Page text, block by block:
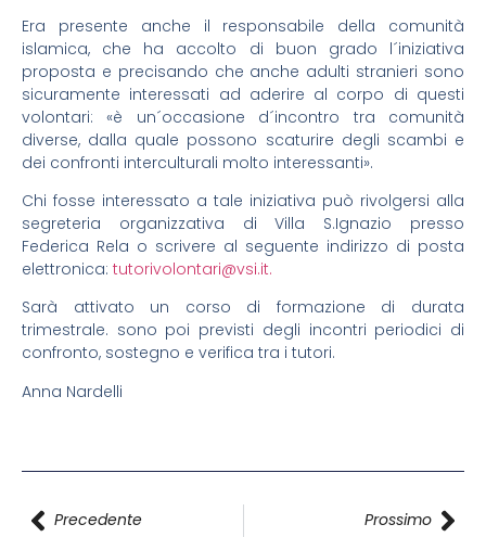
Era presente anche il responsabile della comunità
islamica, che ha accolto di buon grado l´iniziativa
proposta e precisando che anche adulti stranieri sono
sicuramente interessati ad aderire al corpo di questi
volontari: «è un´occasione d´incontro tra comunità
diverse, dalla quale possono scaturire degli scambi e
dei confronti interculturali molto interessanti».
Chi fosse interessato a tale iniziativa può rivolgersi alla
segreteria organizzativa di Villa S.Ignazio presso
Federica Rela o scrivere al seguente indirizzo di posta
elettronica: tutorivolontari@vsi.it.
Sarà attivato un corso di formazione di durata
trimestrale. sono poi previsti degli incontri periodici di
confronto, sostegno e verifica tra i tutori.
Anna Nardelli
Precedente Prossimo